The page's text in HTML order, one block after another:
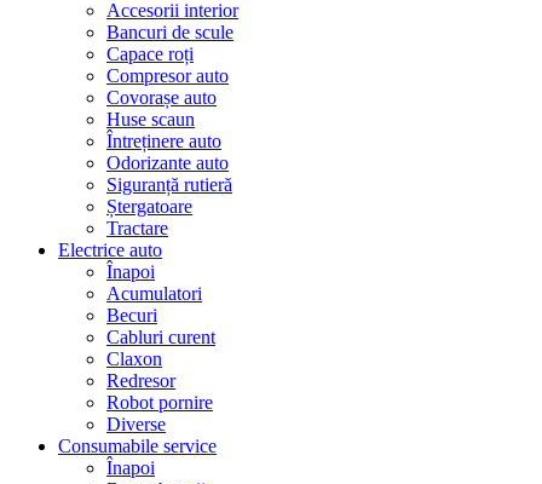
Accesorii interior
Bancuri de scule
Capace roți
Compresor auto
Covorașe auto
Huse scaun
Întreținere auto
Odorizante auto
Siguranță rutieră
Ștergatoare
Tractare
Electrice auto
Înapoi
Acumulatori
Becuri
Cabluri curent
Claxon
Redresor
Robot pornire
Diverse
Consumabile service
Înapoi